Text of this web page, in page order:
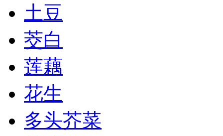
土豆
茭白
莲藕
花生
多头芥菜